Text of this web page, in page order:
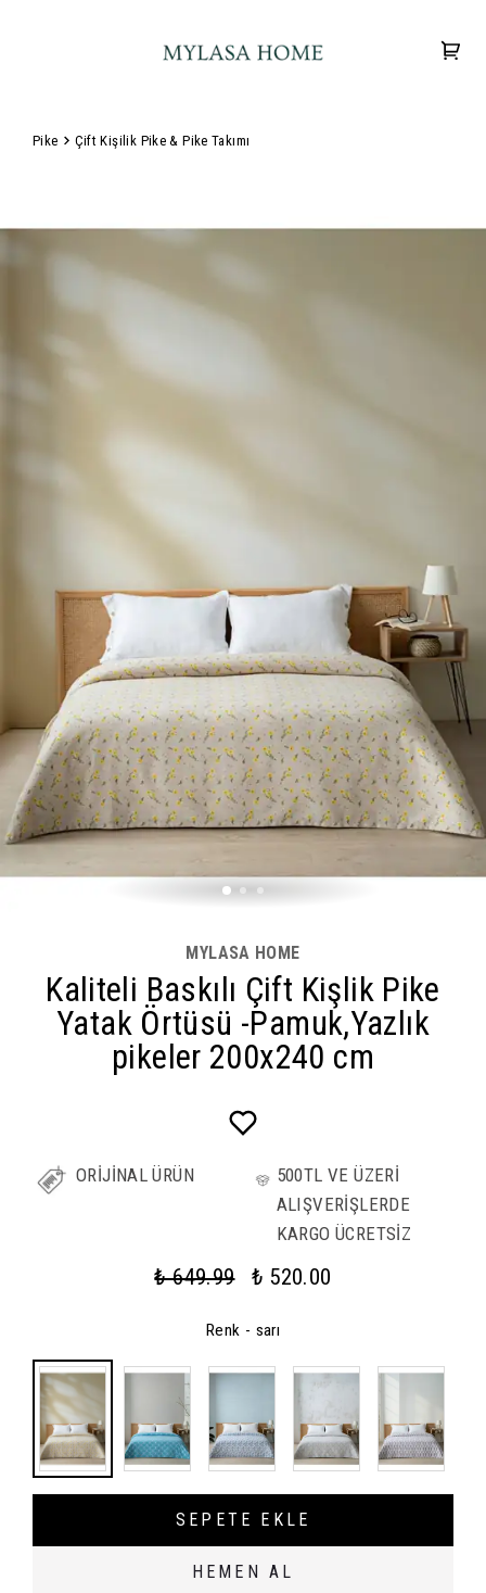
Pike Çift Kişilik Pike & Pike Takımı
MYLASA HOME
Kaliteli Baskılı Çift Kişlik Pike
Yatak Örtüsü -Pamuk,Yazlık
pikeler 200x240 cm
ORİJİNAL ÜRÜN
500TL VE ÜZERİ
ALIŞVERİŞLERDE
KARGO ÜCRETSİZ
₺ 649.99 ₺ 520.00
Renk - sarı
SEPETE EKLE
HEMEN AL